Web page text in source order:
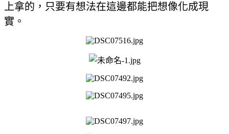
上拿的，只要有想法在這邊都能把想像化成現
實。